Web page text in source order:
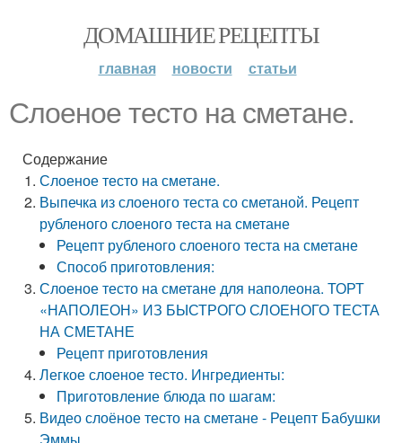
ДОМАШНИЕ РЕЦЕПТЫ
главная новости статьи
Слоеное тесто на сметане.
Содержание
Слоеное тесто на сметане.
Выпечка из слоеного теста со сметаной. Рецепт
рубленого слоеного теста на сметане
Рецепт рубленого слоеного теста на сметане
Способ приготовления:
Слоеное тесто на сметане для наполеона. ТОРТ
«НАПОЛЕОН» ИЗ БЫСТРОГО СЛОЕНОГО ТЕСТА
НА СМЕТАНЕ
Рецепт приготовления
Легкое слоеное тесто. Ингредиенты:
Приготовление блюда по шагам:
Видео слоёное тесто на сметане - Рецепт Бабушки